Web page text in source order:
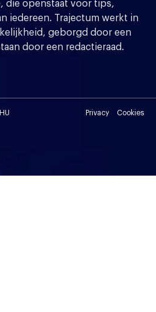
die openstaat voor tips,
iedereen. Trajectum werkt in
geborgd door een
door een redactieraad.
Privacy Cookies